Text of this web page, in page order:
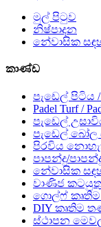
මුල් පිටුව
නිෂ්පාදන
නේවාසික
කාණ්ඩ
පැඩෙල් පිටිය
Padel Turf /
පැඩෙල්
පැඩෙල් බෝල
පිරවිය
පාපන්දු/
නේවාසික
වාණිජ
ගොල්ෆ්
DIY කෘතිම
ස්ථාපන